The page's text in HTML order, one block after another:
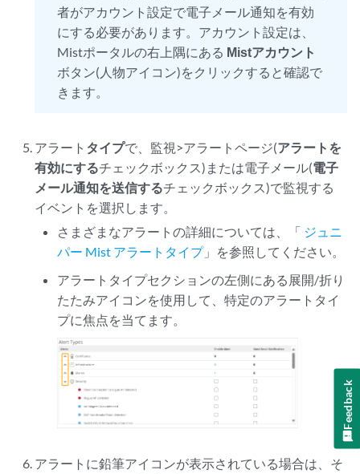
者がアカウント設定で電子メール通知を有効
にする必要があります。アカウント設定は、
Mistポータルの右上隅にある Mistアカウント
ボタン(人物アイコン)をクリックすると確認で
きます。
アラート タイプで、監視>アラートページ(アラートを
有効にするチェックボックス)または電子メール(電子
メール通知を送信するチェックボックス)で監視する
イベントを選択します。
さまざまなアラートの詳細については、「 ジュニ
パー Mist アラートタイプ」を参照してください。
アラートタイプセクションの左側にある展開/折り
たたみアイコンを使用して、特定のアラートタイ
プに焦点を当てます。
アラートに鉛筆アイコンが表示されている場合は、そ
Feedback